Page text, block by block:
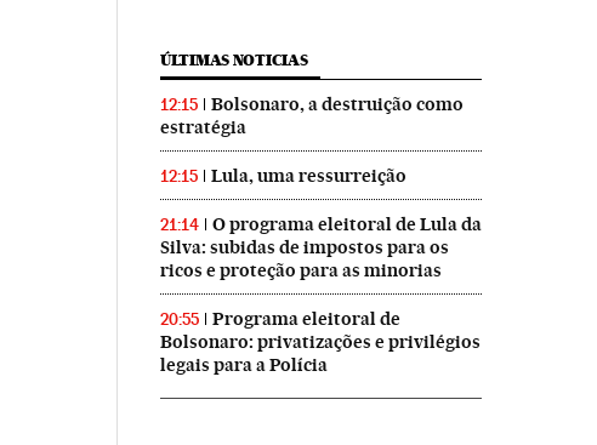
ÚLTIMAS NOTICIAS
12:15
Bolsonaro, a destruição como
estratégia
12:15 Lula, uma ressurreição
21:14
O programa eleitoral de Lula da
Silva: subidas de impostos para os
ricos e proteção para as minorias
20:55
Programa eleitoral de
Bolsonaro: privatizações e privilégios
legais para a Polícia